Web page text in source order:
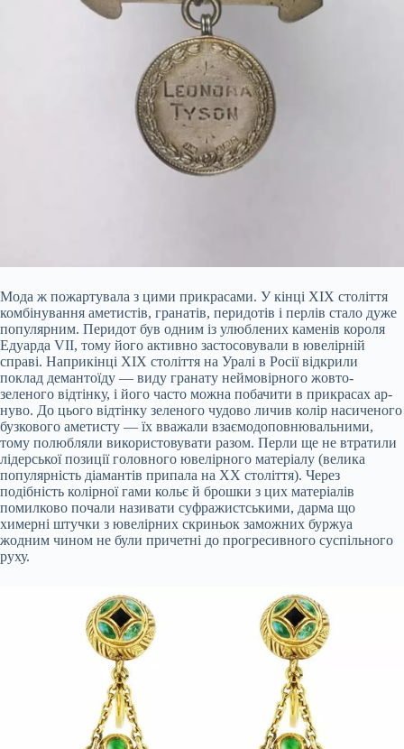
Мода ж пожартувала з цими прикрасами. У кінці XIX століття
комбінування аметистів, гранатів, перидотів і перлів стало дуже
популярним. Перидот був одним із улюблених каменів короля
Едуарда VII, тому його активно застосовували в ювелірній
справі. Наприкінці XIX століття на Уралі в Росії відкрили
поклад демантоїду — виду гранату неймовірного жовто-
зеленого відтінку, і його часто можна побачити в прикрасах ар-
нуво. До цього відтінку зеленого чудово личив колір насиченого
бузкового аметисту — їх вважали взаємодоповнювальними,
тому полюбляли використовувати разом. Перли ще не втратили
лідерської позиції головного ювелірного матеріалу (велика
популярність діамантів припала на XX століття). Через
подібність колірної гами кольє й брошки з цих матеріалів
помилково почали називати суфражистськими, дарма що
химерні штучки з ювелірних скриньок заможних буржуа
жодним чином не були причетні до прогресивного суспільного
руху.